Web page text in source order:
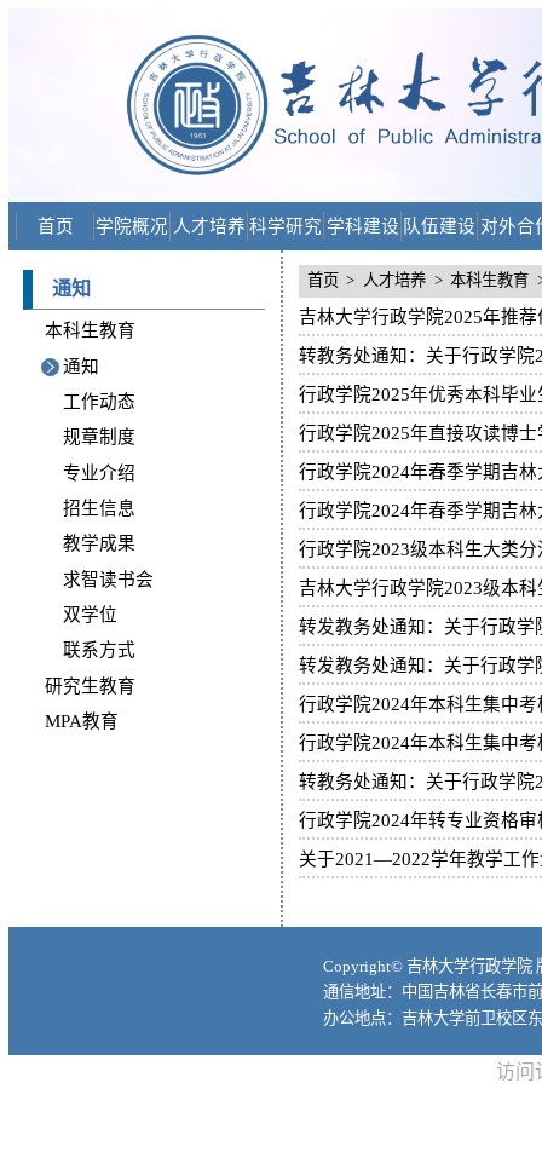
首页 学院概况 人才培养 科学研究 学科建设 队伍建设 对外合
通知
本科生教育
通知
工作动态
规章制度
专业介绍
招生信息
教学成果
求智读书会
双学位
联系方式
研究生教育
MPA教育
首页 > 人才培养 > 本科生教育
吉林大学行政学院2025年推
转教务处通知：关于行政学
行政学院2025年优秀本科毕
行政学院2025年直接攻读博
行政学院2024年春季学期吉
行政学院2024年春季学期吉
行政学院2023级本科生大类
吉林大学行政学院2023级本
转发教务处通知：关于行政
转发教务处通知：关于行政
行政学院2024年本科生集中
行政学院2024年本科生集中
转教务处通知：关于行政学
行政学院2024年转专业资格
关于2021—2022学年教学工
Copyright© 吉林大学行政学院
通信地址：中国吉林省长春市
办公地点：吉林大学前卫校区
访问